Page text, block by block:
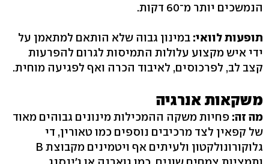
הנמשכים יותר מ־60 דקות.
תופעות לוואי: במינון גבוה שלא הותאם למתאמן על
ידי איש מקצוע עלולות התמיסות לגרום להפרעות
קצב לב, לפרכוסים, לאיבוד הכרה ואף לפגיעה מוחית.
משקאות אנרגיה
מה זה: פחיות משקה ההמכילות מינונים גבוהים מאוד
של קפאין לצד מרכיבים נוספים כמו טאורין, די
גלוקורונולקטון ולעיתים אף ויטמינים מקבוצת B